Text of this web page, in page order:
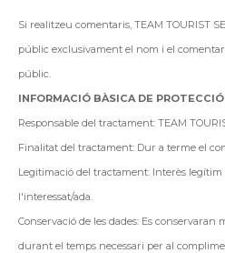
Si realitzeu comentaris, TEAM TOURIST
públic exclusivament el nom i el
públic.
INFORMACIÓ BÀSICA DE
Responsable del tractament: TEAM
Finalitat del tractament: Dur a terme el
Legitimació del tractament: Interès
l'interessat/ada.
Conservació de les dades: Es
durant el temps necessari per al